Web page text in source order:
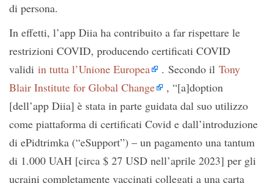
di persona.
In effetti, l’app Diia ha contribuito a far rispettare le
restrizioni COVID, producendo certificati COVID
validi in tutta l’Unione Europea . Secondo il Tony
Blair Institute for Global Change
, “[a]doption
[dell’app Diia] è stata in parte guidata dal suo utilizzo
come piattaforma di certificati Covid e dall’introduzione
di ePidtrimka (“eSupport”) – un pagamento una tantum
di 1.000 UAH [circa $ 27 USD nell’aprile 2023] per gli
ucraini completamente vaccinati collegati a una carta